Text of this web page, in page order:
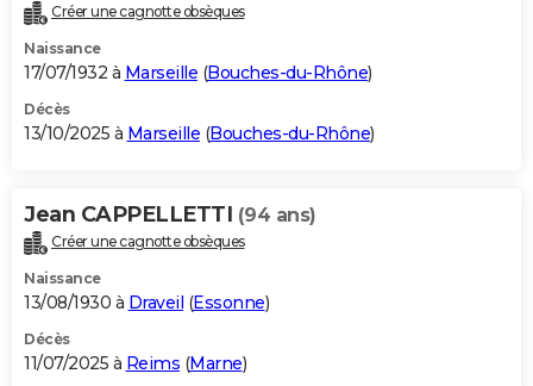
Créer une cagnotte obsèques
Naissance
17/07/1932 à Marseille (Bouches-du-Rhône)
Décès
13/10/2025 à Marseille (Bouches-du-Rhône)
Jean CAPPELLETTI (94 ans)
Créer une cagnotte obsèques
Naissance
13/08/1930 à Draveil (Essonne)
Décès
11/07/2025 à Reims (Marne)